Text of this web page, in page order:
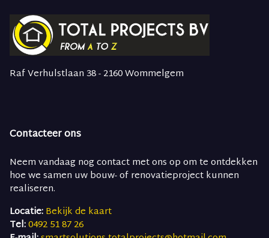
Raf Verhulstlaan 38 - 2160 Wommelgem
Contacteer ons
Neem vandaag nog contact met ons op om te ontdekken
hoe we samen uw bouw- of renovatieproject kunnen
realiseren.
Locatie:Bekijk de kaart
Tel:0492 51 87 26